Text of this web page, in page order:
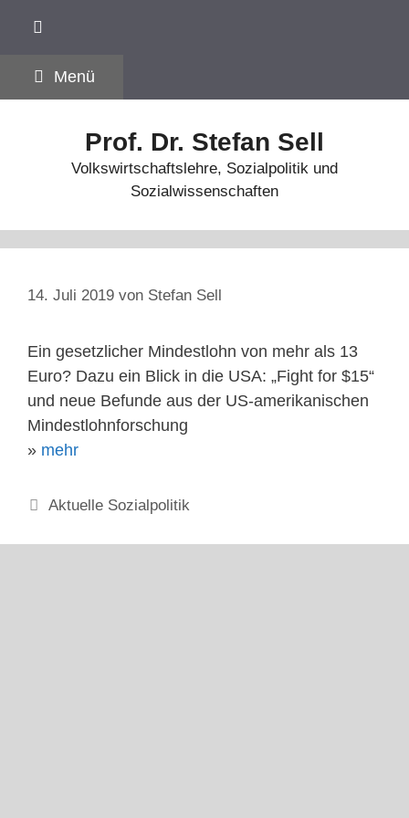
Inhalt
Menü
Prof. Dr. Stefan Sell
Volkswirtschaftslehre, Sozialpolitik und
Sozialwissenschaften
14. Juli 2019 von Stefan Sell
Ein gesetzlicher Mindestlohn von mehr als 13
Euro? Dazu ein Blick in die USA: „Fight for $15“
und neue Befunde aus der US-amerikanischen
Mindestlohnforschung
» mehr
Kategorien
Aktuelle Sozialpolitik